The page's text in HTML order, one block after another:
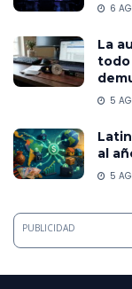
6
La
todo
5
al
5
PUBLICIDAD